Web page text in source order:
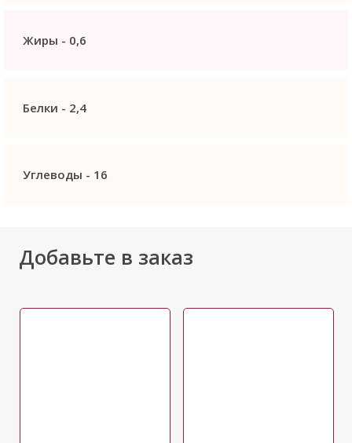
Жиры - 0,6
Белки - 2,4
Углеводы - 16
Добавьте в заказ